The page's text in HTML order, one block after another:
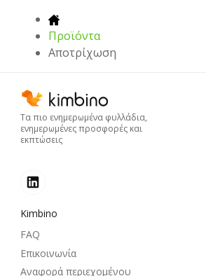
Προϊόντα
Αποτρίχωση
Τα πιο ενημερωμένα φυλλάδια,
ενημερωμένες προσφορές και
εκπτώσεις
Kimbino
FAQ
Επικοινωνία
Αναφορά περιεχομένου